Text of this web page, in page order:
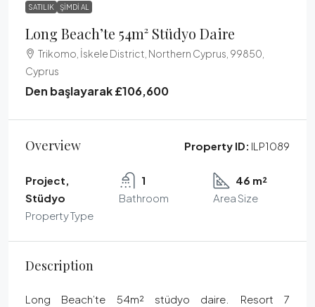
SATILIK ŞIMDI AL
Long Beach’te 54m² Stüdyo Daire
Trikomo, İskele District, Northern Cyprus, 99850,
Cyprus
Den başlayarak£106,600
Overview Property ID: ILP1089
Project,
Stüdyo
Property Type
1
Bathroom
46 m²
Area Size
Description
Long Beach’te 54m² stüdyo daire. Resort 7